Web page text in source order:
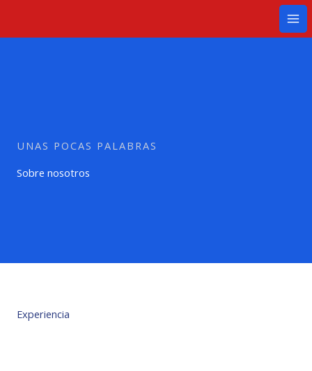
UNAS POCAS PALABRAS
Sobre nosotros
Experiencia